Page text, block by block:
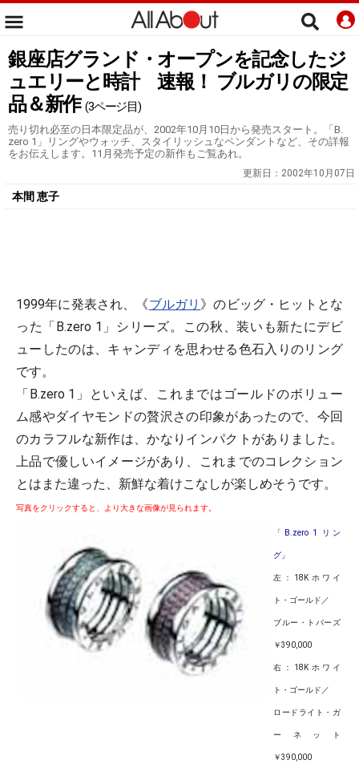
銀座店グランド・オープンを記念したジ
ュエリーと時計 速報！ ブルガリの限定
品＆新作 (3ページ目)
売り切れ必至の日本限定品が、2002年10月10日から発売スタート。「B.
zero 1」リングやウォッチ、スタイリッシュなペンダントなど、その詳報
をお伝えします。11月発売予定の新作もご覧あれ。
更新日： 2002年10月07日
本間 恵子
1999年に発表され、《ブルガリ 》のビッグ・ヒットとな
った「B.zero 1」シリーズ。この秋、装いも新たにデビ
ューしたのは、キャンディを思わせる色石入りのリング
です。
「B.zero 1」といえば、これまではゴールドのボリュー
ム感やダイヤモンドの贅沢さの印象があったので、今回
のカラフルな新作は、かなりインパクトがありました。
上品で優しいイメージがあり、これまでのコレクション
とはまた違った、新鮮な着けこなしが楽しめそうです。
写真をクリックすると、より大きな画像が見られます。
「B.zero 1 リン
グ」
左：18Kホワイ
ト・ゴールド／
ブルー・トパーズ
￥390,000
右：18Kホワイ
ト・ゴールド／
ロードライト・ガ
ーネット
￥390,000